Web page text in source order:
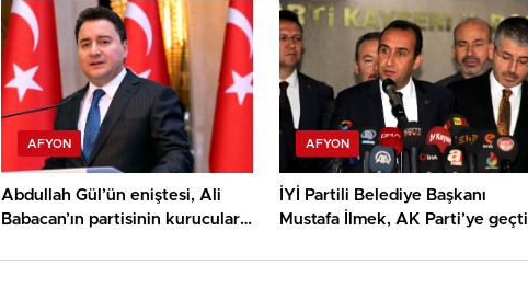
AFYON
Abdullah Gül’ün eniştesi, Ali
Babacan’ın partisinin kurucular
AFYON
İYİ Partili Belediye Başkanı
Mustafa İlmek, AK Parti’ye geçti